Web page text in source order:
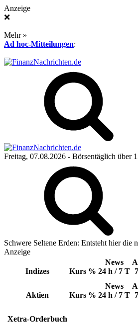
Anzeige
❌
Mehr »
Ad hoc-Mitteilungen:
Freitag, 07.08.2026 - Börsentäglich über
Schwere Seltene Erden: Entsteht hier die
Anzeige
Indizes Kurs %
News
24 h / 7 T
Aktien Kurs %
News
24 h / 7 T
Xetra-Orderbuch